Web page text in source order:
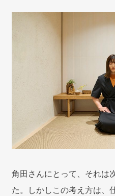
角田さんにとって、それは
た。しかしこの考え方は、